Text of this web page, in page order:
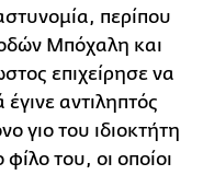
περίπου
Μπόχαλη και
επιχείρησε να
αντιληπτός
γιο του ιδιοκτήτη
του, οι οποίοι